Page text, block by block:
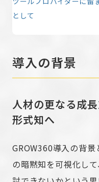
として
導入の背景
人材の更なる成
形式知へ
GROW360導入の背
の暗黙知を可視化し